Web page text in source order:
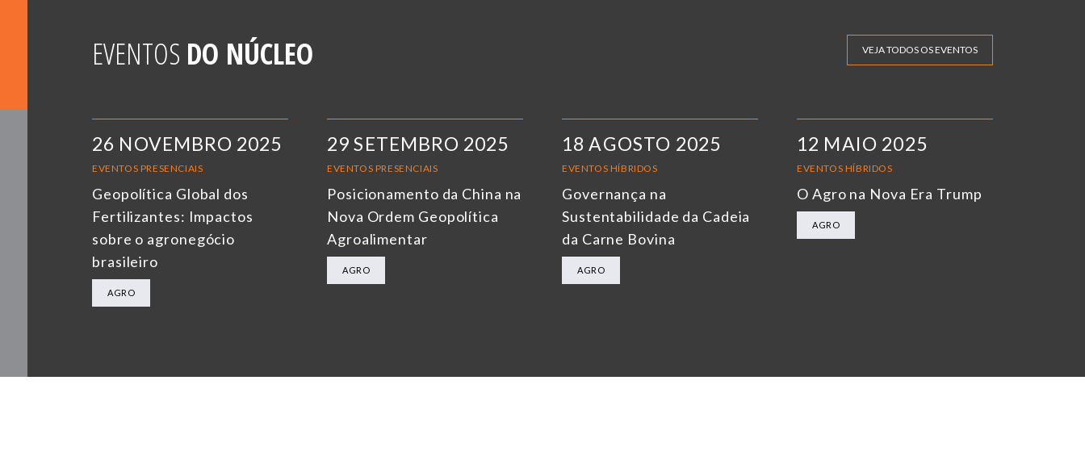
EVENTOS DO NÚCLEO VEJA TODOS OS EVENTOS
26 NOVEMBRO 2025
EVENTOS PRESENCIAIS
Geopolítica Global dos
Fertilizantes: Impactos
sobre o agronegócio
brasileiro
AGRO
29 SETEMBRO 2025
EVENTOS PRESENCIAIS
Posicionamento da China na
Nova Ordem Geopolítica
Agroalimentar
AGRO
18 AGOSTO 2025
EVENTOS HÍBRIDOS
Governança na
Sustentabilidade da Cadeia
da Carne Bovina
AGRO
12 MAIO 2025
EVENTOS HÍBRIDOS
O Agro na Nova Era Trump
AGRO